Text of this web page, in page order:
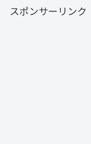
スポンサーリンク